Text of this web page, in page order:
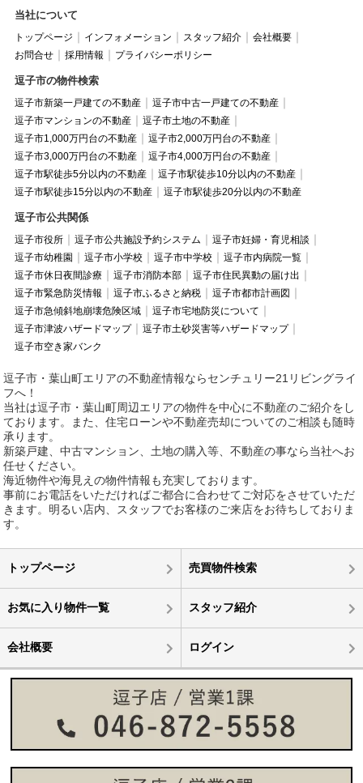
当社について
トップページ インフォメーション スタッフ紹介
会社概要
お問合せ
採用情報 プライバシーポリシー
逗子市の物件検索
逗子市新築一戸建ての不動産
逗子市中古一戸建ての不動産
逗子市マンションの不動産
逗子市土地の不動産
逗子市1,000万円台の不動産
逗子市2,000万円台の不動産
逗子市3,000万円台の不動産
逗子市4,000万円台の不動産
逗子市駅徒歩5分以内の不動産
逗子市駅徒歩10分以内の不動産
逗子市駅徒歩15分以内の不動産
逗子市駅徒歩20分以内の不動産
逗子市公共関係
逗子市役所 逗子市公共施設予約システム
逗子市妊婦・育児相談
逗子市幼稚園
逗子市小学校 逗子市中学校
逗子市内病院一覧
逗子市休日夜間診療
逗子市消防本部
逗子市住民異動の届け出
逗子市緊急防災情報
逗子市ふるさと納税
逗子市都市計画図
逗子市急傾斜地崩壊危険区域
逗子市宅地防災について
逗子市津波ハザードマップ
逗子市土砂災害等ハザードマップ
逗子市空き家バンク
逗子市・葉山町エリアの不動産情報ならセンチュリー21リビングライ
フへ！
当社は逗子市・葉山町周辺エリアの物件を中心に不動産のご紹介をし
ております。また、住宅ローンや不動産売却についてのご相談も随時
承ります。
新築戸建、中古マンション、土地の購入等、不動産の事なら当社へお
任せください。
海近物件や海見えの物件情報も充実しております。
事前にお電話をいただければご都合に合わせてご対応をさせていただ
きます。明るい店内、スタッフでお客様のご来店をお待ちしておりま
す。
トップページ 売買物件検索
お気に入り物件一覧 スタッフ紹介
会社概要 ログイン